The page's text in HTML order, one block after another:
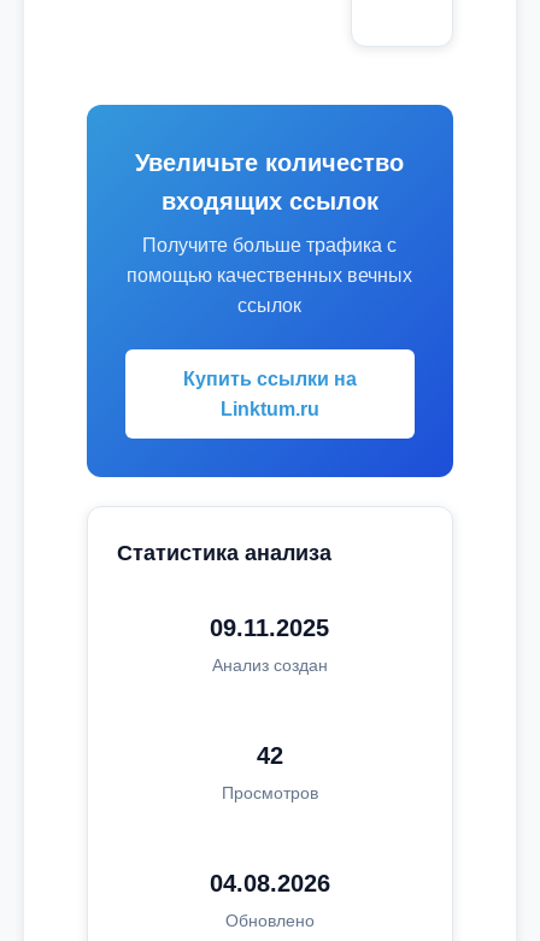
Увеличьте количество
входящих ссылок
Получите больше трафика с
помощью качественных вечных
ссылок
Купить ссылки на
Linktum.ru
Статистика анализа
09.11.2025
Анализ создан
42
Просмотров
04.08.2026
Обновлено